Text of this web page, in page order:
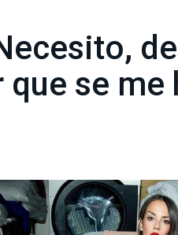
que se me